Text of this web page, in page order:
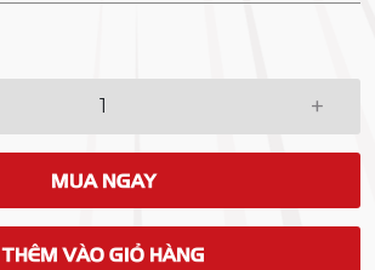
+
MUA NGAY
THÊM VÀO GIỎ HÀNG